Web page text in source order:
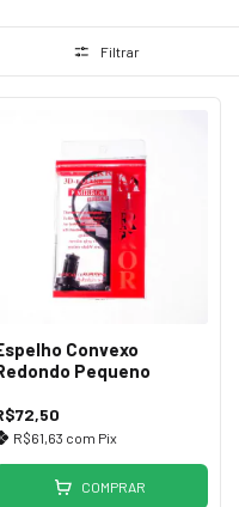
Filtrar
Convexo
Pequeno
R$61,63 com Pix
COMPRAR